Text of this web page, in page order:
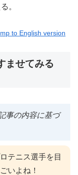
。
to English version
ませてみる
事の内容に基づ
テニス選手を目
いよね！